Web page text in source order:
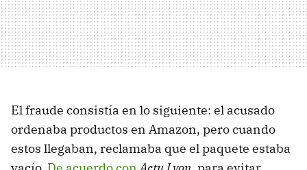
El fraude consistía en lo siguiente: el acusado
ordenaba productos en Amazon, pero cuando
estos llegaban, reclamaba que el paquete estaba